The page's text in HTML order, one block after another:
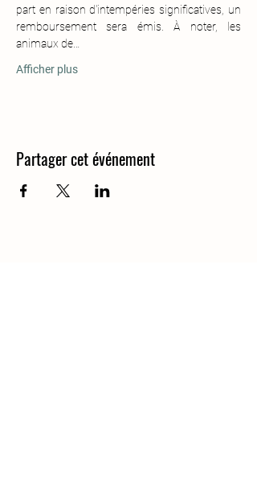
part en raison d'intempéries significatives, un
remboursement sera émis. À noter, les
animaux de…
Afficher plus
Partager cet événement